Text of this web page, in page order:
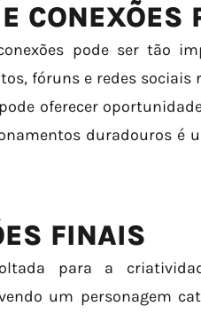
CONEXÕES
pode ser tão
fóruns e redes
oferecer
duradouros é
FINAIS
para a
um personagem